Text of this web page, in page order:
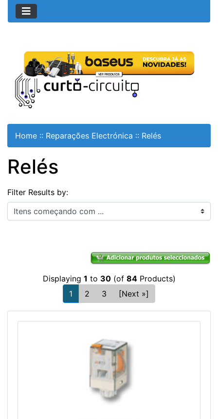
Home :: Reparações Electrónica :: Relés
Relés
Filter Results by:
Itens começando com ...
Displaying 1 to 30(of 84Products)
1
2 3 [Next »]